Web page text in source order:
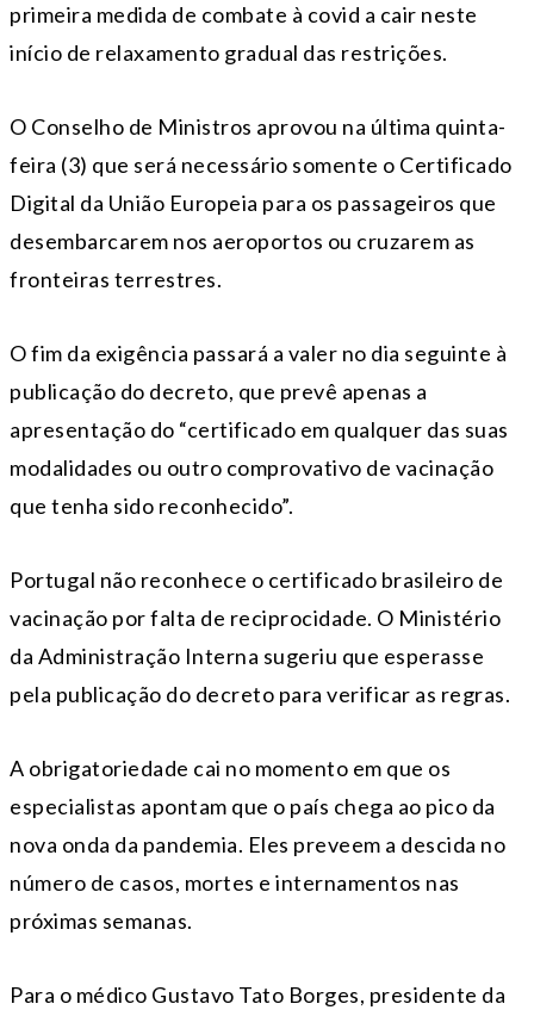
primeira medida de combate à covid a cair neste
início de relaxamento gradual das restrições.
O Conselho de Ministros aprovou na última quinta-
feira (3) que será necessário somente o Certificado
Digital da União Europeia para os passageiros que
desembarcarem nos aeroportos ou cruzarem as
fronteiras terrestres.
O fim da exigência passará a valer no dia seguinte à
publicação do decreto, que prevê apenas a
apresentação do “certificado em qualquer das suas
modalidades ou outro comprovativo de vacinação
que tenha sido reconhecido”.
Portugal não reconhece o certificado brasileiro de
vacinação por falta de reciprocidade. O Ministério
da Administração Interna sugeriu que esperasse
pela publicação do decreto para verificar as regras.
A obrigatoriedade cai no momento em que os
especialistas apontam que o país chega ao pico da
nova onda da pandemia. Eles preveem a descida no
número de casos, mortes e internamentos nas
próximas semanas.
Para o médico Gustavo Tato Borges, presidente da